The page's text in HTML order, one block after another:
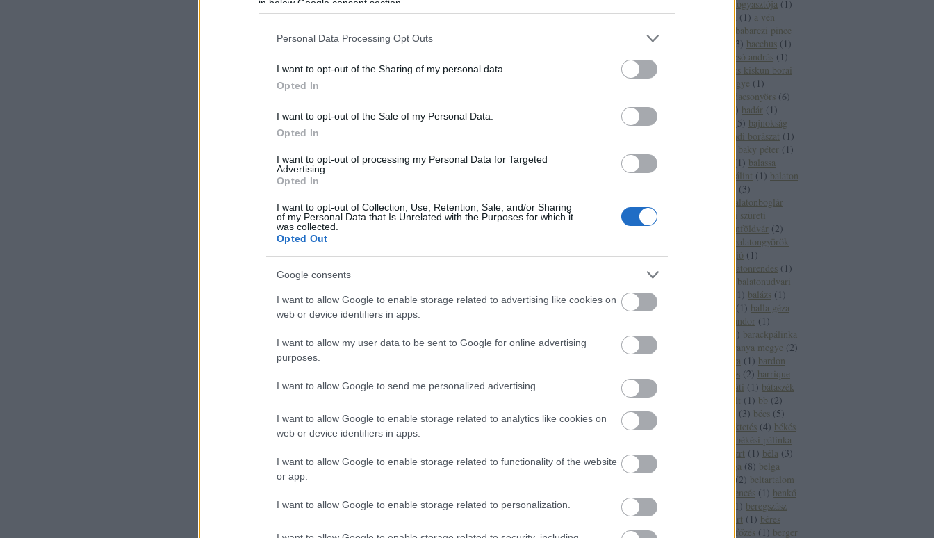
in below Google consent section.
Personal Data Processing Opt Outs
I want to opt-out of the Sharing of my personal data.
Opted In
I want to opt-out of the Sale of my Personal Data.
Opted In
I want to opt-out of processing my Personal Data for Targeted
Advertising.
Opted In
I want to opt-out of Collection, Use, Retention, Sale, and/or Sharing
of my Personal Data that Is Unrelated with the Purposes for which it
was collected.
Opted Out
Google consents
I want to allow Google to enable storage related to advertising like cookies on
web or device identifiers in apps.
I want to allow my user data to be sent to Google for online advertising
purposes.
I want to allow Google to send me personalized advertising.
I want to allow Google to enable storage related to analytics like cookies on
web or device identifiers in apps.
I want to allow Google to enable storage related to functionality of the website
or app.
I want to allow Google to enable storage related to personalization.
az év borfogyasztója ( 1 )
az új
a hét bora ( 1 ) a vén
babarczi pince
3) bacchus ( 1 )
bacsó andrás ( 1 )
bács kiskun borai
bács kiskun megye ( 1 )
badacsonyörs (6)
) badár ( 1 )
5) bajnokság
bakondi borászat ( 1 )
baky péter ( 1 )
1 ) balassa
balassi bálint ( 1 ) balaton
(3)
balatonboglár
balatonboglári szüreti
balatonföldvár (2)
balatongyörök
(4 balatoni borrégió ( 1 )
balatonrendes ( 1 )
balatonudvari
1 ) balázs ( 1 )
( 1 ) balla géza
balogh szabó sándor ( 1 )
) barackpálinka
baranya megye (2)
baranya megye bora ( 1 ) bardon
bárdos (2) barrique
bátaapáti ( 1 ) bátaszék
bazalt ( 1 ) bb (2)
(3) bécs (5)
befektetés (4) békés
békési pálinka
békési pálinka zrt ( 1 ) béla (3)
belga (8) belga
(2) beltartalom
bencés ( 1 ) benkő
1 ) beregszász
béres rt ( 1 ) béres
bérfőzés ( 1 ) berger